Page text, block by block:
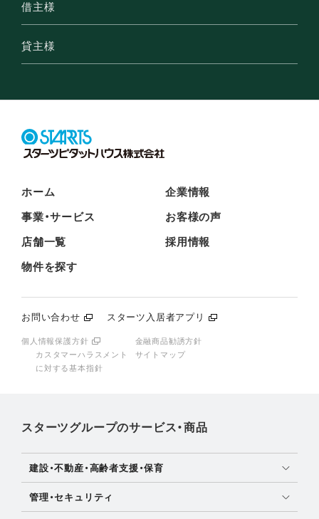
借主様
貸主様
ホーム 企業情報
事業・サービス お客様の声
店舗一覧 採用情報
物件を探す
お問い合わせ スターツ入居者アプリ
個人情報保護方針
金融商品勧誘方針
カスタマーハラスメント
に対する基本指針
サイトマップ
スターツグループのサービス・商品
建設・不動産・高齢者支援・保育
土地活用・免震住宅
新築分譲マンション・新築戸建
管理・セキュリティ